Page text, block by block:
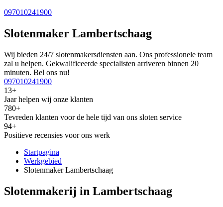
097010241900
Slotenmaker Lambertschaag
Wij bieden 24/7 slotenmakersdiensten aan. Ons professionele team
zal u helpen. Gekwalificeerde specialisten arriveren binnen 20
minuten. Bel ons nu!
097010241900
13+
Jaar helpen wij onze klanten
780+
Tevreden klanten voor de hele tijd van ons sloten service
94+
Positieve recensies voor ons werk
Startpagina
Werkgebied
Slotenmaker Lambertschaag
Slotenmakerij in Lambertschaag